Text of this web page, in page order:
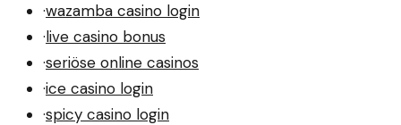
·wazamba casino login
·live casino bonus
·seriöse online casinos
·ice casino login
·spicy casino login